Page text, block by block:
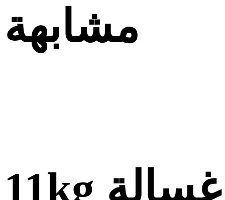
مشابهة
11kg غسالة